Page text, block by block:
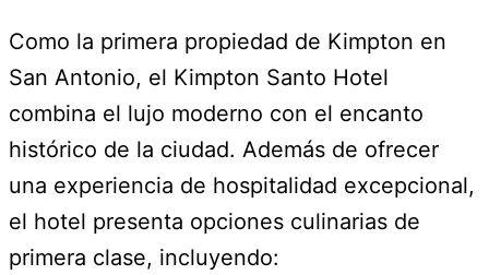
Como la primera propiedad de Kimpton en
San Antonio, el Kimpton Santo Hotel
combina el lujo moderno con el encanto
histórico de la ciudad. Además de ofrecer
una experiencia de hospitalidad excepcional,
el hotel presenta opciones culinarias de
primera clase, incluyendo: